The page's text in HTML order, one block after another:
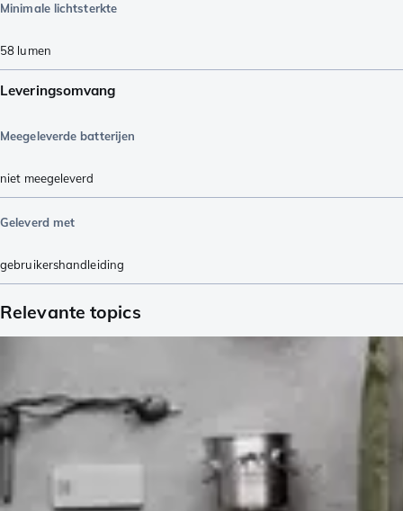
Minimale lichtsterkte
58 lumen
Leveringsomvang
Meegeleverde batterijen
niet meegeleverd
Geleverd met
gebruikershandleiding
Relevante topics